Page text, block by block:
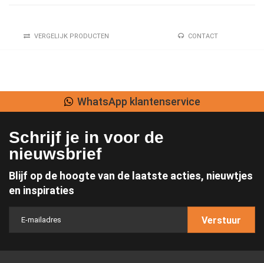
VERGELIJK PRODUCTEN CONTACT
WhatsApp klantenservice
Schrijf je in voor de
nieuwsbrief
Blijf op de hoogte van de laatste acties, nieuwtjes
en inspiraties
Verstuur